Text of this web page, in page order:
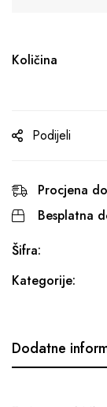
Količina
Podijeli
Procjena
Besplatna
Šifra:
Kategorije:
Dodatne